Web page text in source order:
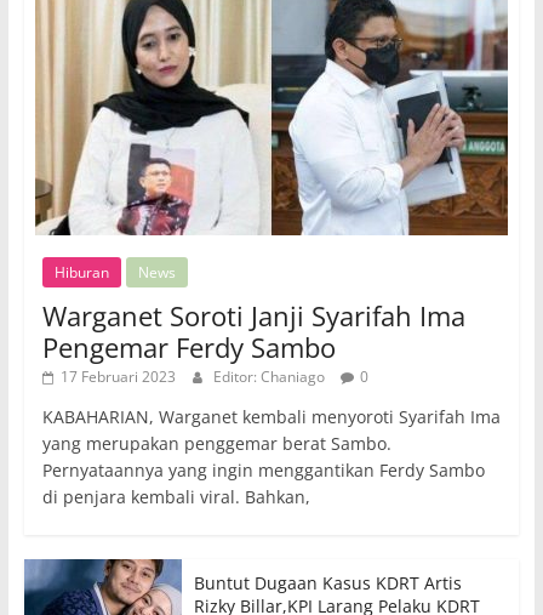
Hiburan News
Warganet Soroti Janji Syarifah Ima
Pengemar Ferdy Sambo
17 Februari 2023 Editor: Chaniago 0
KABAHARIAN, Warganet kembali menyoroti Syarifah Ima
yang merupakan penggemar berat Sambo.
Pernyataannya yang ingin menggantikan Ferdy Sambo
di penjara kembali viral. Bahkan,
Buntut Dugaan Kasus KDRT Artis
Rizky Billar,KPI Larang Pelaku KDRT